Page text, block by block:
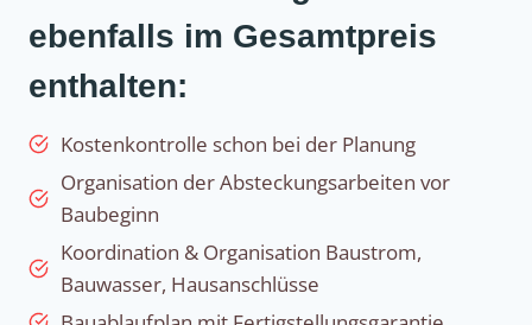
ebenfalls im Gesamtpreis
enthalten:
Kostenkontrolle schon bei der Planung
Organisation der Absteckungsarbeiten vor
Baubeginn
Koordination & Organisation Baustrom,
Bauwasser, Hausanschlüsse